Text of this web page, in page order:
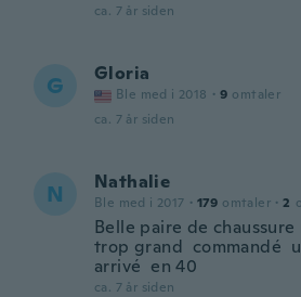
ca. 7 år siden
G Gloria
Ble med i 2018 · 9 omtaler
ca. 7 år siden
N Nathalie
Ble med i 2017 · 179 omtaler · 2
Belle paire de chaussure
trop grand commandé
arrivé en 40
ca. 7 år siden